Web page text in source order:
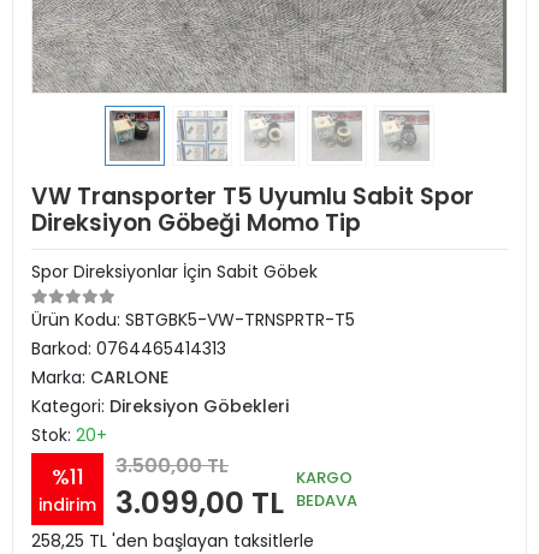
VW Transporter T5 Uyumlu Sabit Spor
Direksiyon Göbeği Momo Tip
Spor Direksiyonlar İçin Sabit Göbek
Ürün Kodu: SBTGBK5-VW-TRNSPRTR-T5
Barkod: 0764465414313
Marka: CARLONE
Kategori: Direksiyon Göbekleri
Stok: 20+
%11
indirim
3.500,00 TL
3.099,00 TL
KARGO
BEDAVA
258,25 TL 'den başlayan taksitlerle